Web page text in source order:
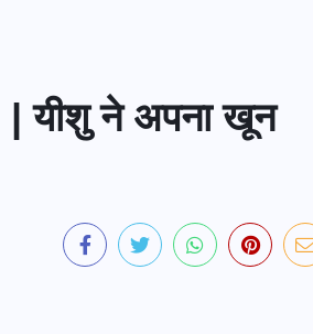
यीशु ने अपना खून